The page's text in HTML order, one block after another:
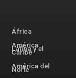
África
América
Latina y el
Caribe
América del
Norte